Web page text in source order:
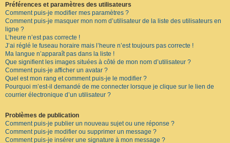
Préférences et paramètres des utilisateurs
Comment puis-je modifier mes paramètres ?
Comment puis-je masquer mon nom d’utilisateur de la liste des utilisateurs en
ligne ?
L’heure n’est pas correcte !
J’ai réglé le fuseau horaire mais l’heure n’est toujours pas correcte !
Ma langue n’apparaît pas dans la liste !
Que signifient les images situées à côté de mon nom d’utilisateur ?
Comment puis-je afficher un avatar ?
Quel est mon rang et comment puis-je le modifier ?
Pourquoi m’est-il demandé de me connecter lorsque je clique sur le lien de
courrier électronique d’un utilisateur ?
Problèmes de publication
Comment puis-je publier un nouveau sujet ou une réponse ?
Comment puis-je modifier ou supprimer un message ?
Comment puis-je insérer une signature à mon message ?